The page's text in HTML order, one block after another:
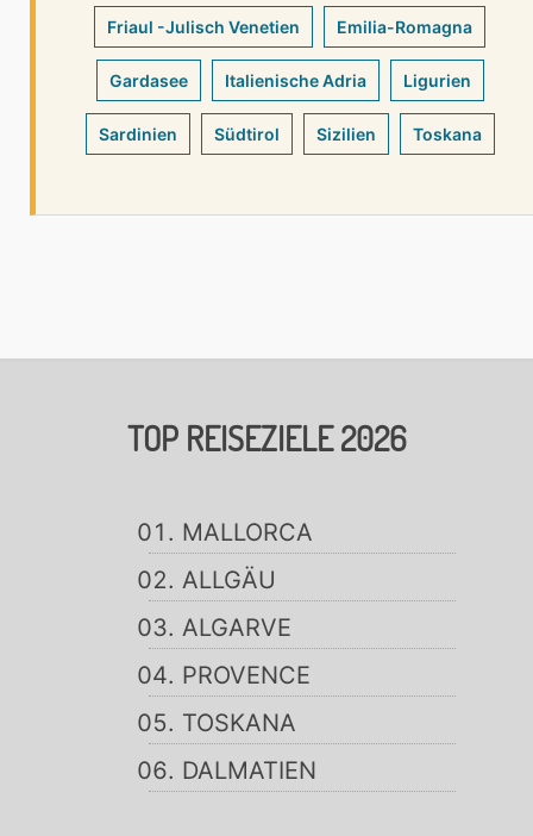
Friaul -Julisch Venetien Emilia-Romagna
Gardasee Italienische Adria Ligurien
Sardinien Südtirol Sizilien Toskana
TOP REISEZIELE 2026
MALLORCA
ALLGÄU
ALGARVE
PROVENCE
TOSKANA
DALMATIEN